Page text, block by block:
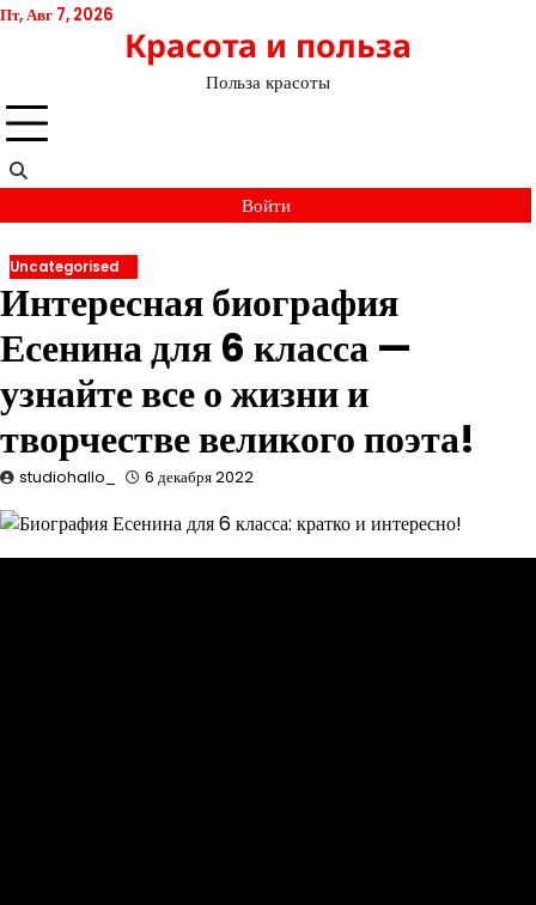
Перейти
Пт, Авг 7, 2026
Красота и польза
Польза красоты
Войти
Uncategorised
Интересная биография
Есенина для 6 класса —
узнайте все о жизни и
творчестве великого поэта!
studiohallo_ 6 декабря 2022